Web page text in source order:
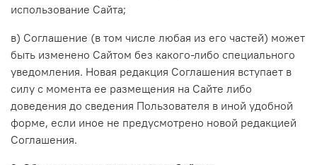
использование Сайта;
в) Соглашение (в том числе любая из его частей) может
быть изменено Сайтом без какого-либо специального
уведомления. Новая редакция Соглашения вступает в
силу с момента ее размещения на Сайте либо
доведения до сведения Пользователя в иной удобной
форме, если иное не предусмотрено новой редакцией
Соглашения.